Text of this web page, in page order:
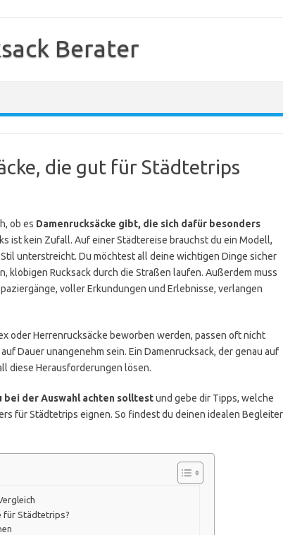
Berater
die gut für Städtetrips
ob es Damenrucksäcke gibt, die sich dafür besonders
ist kein Zufall. Auf einer Städtereise brauchst du ein Modell,
unterstreicht. Du möchtest all deine wichtigen Dinge sicher
klobigen Rucksack durch die Straßen laufen. Außerdem muss
voller Erkundungen und Erlebnisse, verlangen
oder Herrenrucksäcke beworben werden, passen oft nicht
Dauer unangenehm sein. Ein Damenrucksack, der genau auf
diese Herausforderungen lösen.
bei der Auswahl achten solltestund gebe dir Tipps, welche
für Städtetrips eignen. So findest du deinen idealen Begleiter
für Städtetrips?